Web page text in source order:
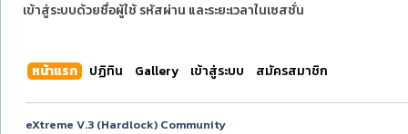
เข้าสู่ระบบด้วยชื่อผู้ใช้ รหัสผ่าน และระยะเวลาในเซสชั่น
หน้าแรก ปฏิทิน Gallery เข้าสู่ระบบ สมัครสมาชิก
eXtreme V.3 (Hardlock) Community